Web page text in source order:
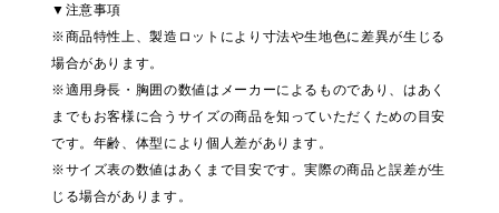
▼注意事項
※商品特性上、製造ロットにより寸法や生地色に差異が生じる
場合があります。
※適用身長・胸囲の数値はメーカーによるものであり、はあく
までもお客様に合うサイズの商品を知っていただくための目安
です。年齢、体型により個人差があります。
※サイズ表の数値はあくまで目安です。実際の商品と誤差が生
じる場合があります。